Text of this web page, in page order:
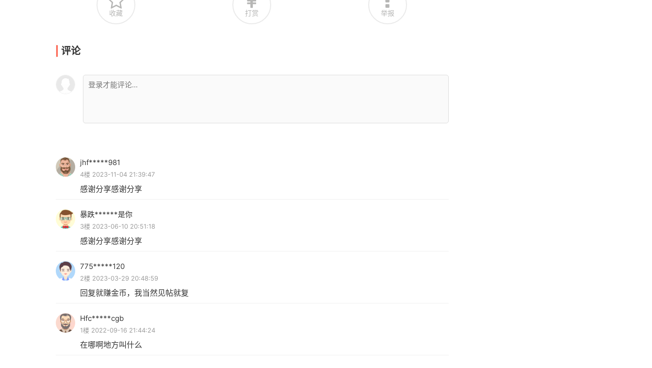
收藏 打赏 举报
评论
jhf*****981
4楼 2023-11-04 21:39:47
感谢分享感谢分享
暴跌******是你
3楼 2023-06-10 20:51:18
感谢分享感谢分享
775*****120
2楼 2023-03-29 20:48:59
回复就赚金币，我当然见帖就复
Hfc*****cgb
1楼 2022-09-16 21:44:24
在哪啊地方叫什么